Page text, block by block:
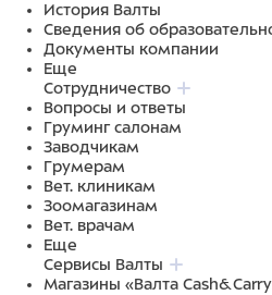
История Валты
Сведения об
Документы компании
Еще
Сотрудничество
Вопросы и ответы
Груминг салонам
Заводчикам
Грумерам
Вет. клиникам
Зоомагазинам
Вет. врачам
Еще
Сервисы Валты
Магазины «Валта